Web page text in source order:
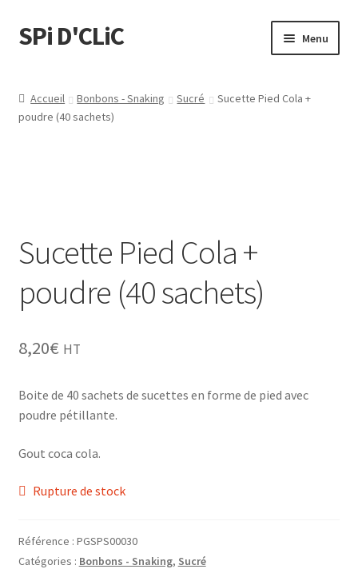
SPi D'CLiC Menu
Filtres
Menthol
Briquets
Plateau pour rouler
Vape
CBD, Poppers & Récréatifs
Pierre Cardin
Accueil Bonbons - Snaking Sucré
Sucette Pied Cola +
poudre (40 sachets)
Sucette Pied Cola +
poudre (40 sachets)
8,20€ HT
Boite de 40 sachets de sucettes en forme de pied avec
poudre pétillante.
Gout coca cola.
Rupture de stock
Référence : PGSPS00030
Catégories : Bonbons - Snaking, Sucré